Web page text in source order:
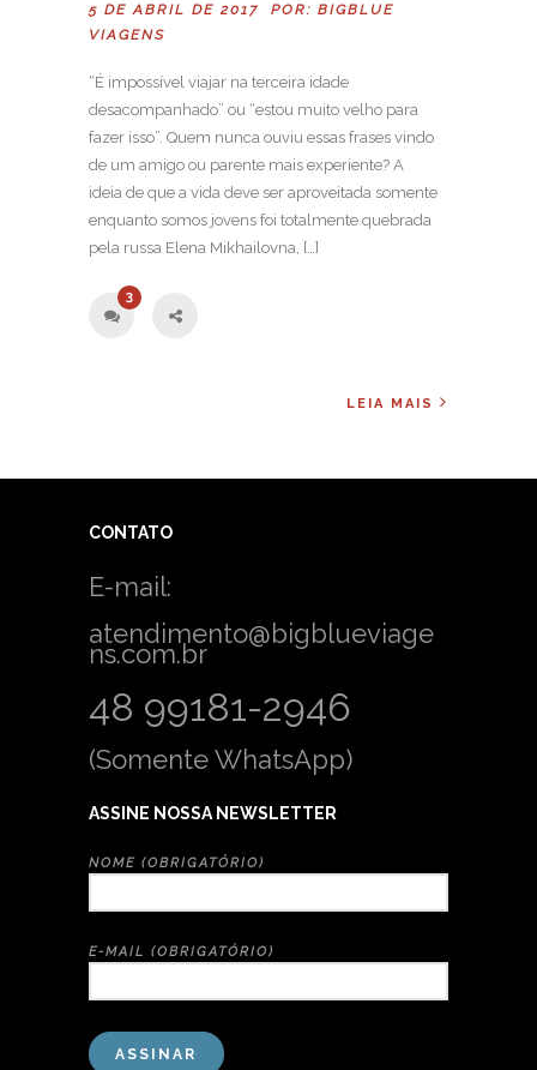
5 DE ABRIL DE 2017 POR: BIGBLUE
VIAGENS
“É impossível viajar na terceira idade
desacompanhado” ou “estou muito velho para
fazer isso”. Quem nunca ouviu essas frases vindo
de um amigo ou parente mais experiente? A
ideia de que a vida deve ser aproveitada somente
enquanto somos jovens foi totalmente quebrada
pela russa Elena Mikhailovna, […]
3
LEIA MAIS
CONTATO
E-mail:
atendimento@bigblueviage
ns.com.br
48 99181-2946
(Somente WhatsApp)
ASSINE NOSSA NEWSLETTER
NOME (OBRIGATÓRIO)
E-MAIL (OBRIGATÓRIO)